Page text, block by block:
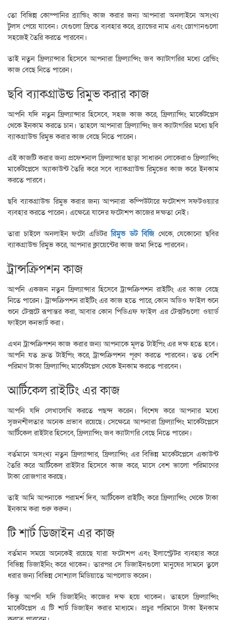
তো বিভিন্ন কোম্পানির ব্র্যান্ডিং কাজ করার জন্য আপনারা অনলাইনে অসংখ্য
টুলস পেয়ে যাবেন। যেগুলো ফ্রিতে ব্যবহার করে, ব্র্যান্ডের নাম এবং স্লোগানগুলো
সহজেই তৈরি করতে পারবেন।
তাই নতুন ফ্রিল্যান্সার হিসেবে আপনারা ফ্রিল্যান্সিং জব ক্যাটাগরির মধ্যে ব্রেন্ডিং
কাজ বেছে নিতে পারেন।
ছবি ব্যাকগ্রাউন্ড রিমুভ করার কাজ
আপনি যদি নতুন ফ্রিল্যান্সার হিসেবে, সহজ কাজ করে, ফ্রিল্যান্সিং মার্কেটপ্লেস
থেকে ইনকাম করতে চান। তাহলে আপনারা ফ্রিল্যান্সিং জব ক্যাটাগরির মধ্যে ছবি
ব্যাকগ্রাউন্ড রিমুভ করার কাজ বেছে নিতে পারেন।
এই কাজটি করার জন্য প্রফেশনাল ফ্রিল্যান্সার ছাড়া সাধারন লোকেরাও ফ্রিল্যান্সিং
মার্কেটপ্লেসে অ্যাকাউন্ট তৈরি করে সবে ব্যাকগ্রাউন্ড রিমুভের কাজ করে ইনকাম
করতে পারবে।
ছবি ব্যাকগ্রাউন্ড রিমুভ করার জন্য আপনারা কম্পিউটারে ফটোশপ সফটওয়্যার
ব্যবহার করতে পারেন। এক্ষেত্রে যাদের ফটোশপ কাজের দক্ষতা নেই।
তারা চাইলে অনলাইন ফটো এডিটররিমুভ ডট বিজি থেকে, যেকোনো ছবির
ব্যাকগ্রাউন্ড রিমুভ করে, আপনার ক্লায়েন্টের কাজ জমা দিতে পারবেন।
ট্রান্সক্রিপশন কাজ
আপনি একজন নতুন ফ্রিল্যান্সার হিসেবে ট্রান্সক্রিপশন রাইটিং এর কাজ বেছে
নিতে পারেন। ট্রান্সক্রিপশন রাইটিং এর কাজ হতে পারে, কোন অডিও ফাইল শুনে
শুনে টেক্সটে রূপান্তর করা, আবার কোন পিডিএফ ফাইল এর টেক্সটগুলো ওয়ার্ড
ফাইলে কনভার্ট করা।
এখন ট্রান্সক্রিপশন কাজ করার জন্য আপনাকে মূলত টাইপিং এর দক্ষ হতে হবে।
আপনি যত দ্রুত টাইপিং করে, ট্রান্সক্রিপশন পূরণ করতে পারবেন। তত বেশি
পরিমাণ টাকা ফ্রিল্যান্সিং মার্কেটপ্লেস থেকে ইনকাম করতে পারবেন।
আর্টিকেল রাইটিং এর কাজ
আপনি যদি লেখালেখি করতে পছন্দ করেন। বিশেষ করে আপনার মধ্যে
সৃজনশীলতার অনেক প্রভাব রয়েছে। সেক্ষেত্রে আপনারা ফ্রিল্যান্সিং মার্কেটপ্লেসে
আর্টিকেল রাইটার হিসেবে, ফ্রিল্যান্সিং জব ক্যাটাগরি বেছে নিতে পারেন।
বর্তমানে অসংখ্য নতুন ফ্রিল্যান্সার, ফ্রিল্যান্সিং এর বিভিন্ন মার্কেটপ্লেসে একাউন্ট
তৈরি করে আর্টিকেল রাইটার হিসেবে কাজ করে, মাসে বেশ ভালো পরিমাণের
টাকা রোজগার করছে।
তাই আমি আপনাকে পরামর্শ দিব, আর্টিকেল রাইটিং করে ফ্রিল্যান্সিং থেকে টাকা
ইনকাম করা শুরু করুন।
টি শার্ট ডিজাইন এর কাজ
বর্তমান সময়ে অনেকেই রয়েছে যারা ফটোশপ এবং ইলাস্ট্রেটর ব্যবহার করে
বিভিন্ন ডিজাইনিং করে থাকেন। তারপর সে ডিজাইনগুলো মানুষের সামনে তুলে
ধরার জন্য বিভিন্ন সোশ্যাল মিডিয়াতে আপলোড করেন।
কিন্তু আপনি যদি ডিজাইনিং কাজের দক্ষ হয়ে থাকেন। তাহলে ফ্রিল্যান্সিং
মার্কেটপ্লেস এ টি শার্ট ডিজাইন করার মাধ্যমে। প্রচুর পরিমানে টাকা ইনকাম